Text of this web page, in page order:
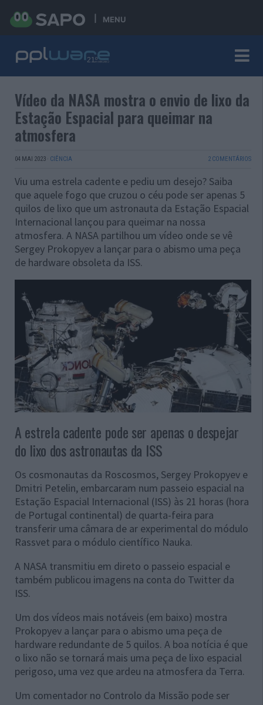
MENU
Vídeo da NASA mostra o envio de lixo da
Estação Espacial para queimar na
atmosfera
04 MAI 2023 · CIÊNCIA 2 COMENTÁRIOS
Viu uma estrela cadente e pediu um desejo? Saiba
que aquele fogo que cruzou o céu pode ser apenas 5
quilos de lixo que um astronauta da Estação Espacial
Internacional lançou para queimar na nossa
atmosfera. A NASA partilhou um vídeo onde se vê
Sergey Prokopyev a lançar para o abismo uma peça
de hardware obsoleta da ISS.
A estrela cadente pode ser apenas o despejar
do lixo dos astronautas da ISS
Os cosmonautas da Roscosmos, Sergey Prokopyev e
Dmitri Petelin, embarcaram num passeio espacial na
Estação Espacial Internacional (ISS) às 21 horas (hora
de Portugal continental) de quarta-feira para
transferir uma câmara de ar experimental do módulo
Rassvet para o módulo científico Nauka.
A NASA transmitiu em direto o passeio espacial e
também publicou imagens na conta do Twitter da
ISS.
Um dos vídeos mais notáveis (em baixo) mostra
Prokopyev a lançar para o abismo uma peça de
hardware redundante de 5 quilos. A boa notícia é que
o lixo não se tornará mais uma peça de lixo espacial
perigoso, uma vez que ardeu na atmosfera da Terra.
Um comentador no Controlo da Missão pode ser